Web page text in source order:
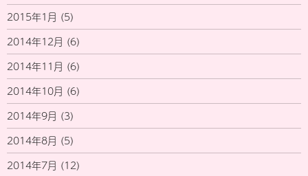
2015年1月 (5)
2014年12月 (6)
2014年11月 (6)
2014年10月 (6)
2014年9月 (3)
2014年8月 (5)
2014年7月 (12)